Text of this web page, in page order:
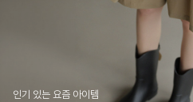
인기 있는 요즘 아이템